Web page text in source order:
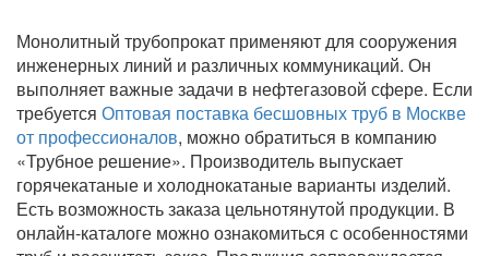
Монолитный трубопрокат применяют для сооружения
инженерных линий и различных коммуникаций. Он
выполняет важные задачи в нефтегазовой сфере. Если
требуется Оптовая поставка бесшовных труб в Москве
от профессионалов, можно обратиться в компанию
«Трубное решение». Производитель выпускает
горячекатаные и холоднокатаные варианты изделий.
Есть возможность заказа цельнотянутой продукции. В
онлайн-каталоге можно ознакомиться с особенностями